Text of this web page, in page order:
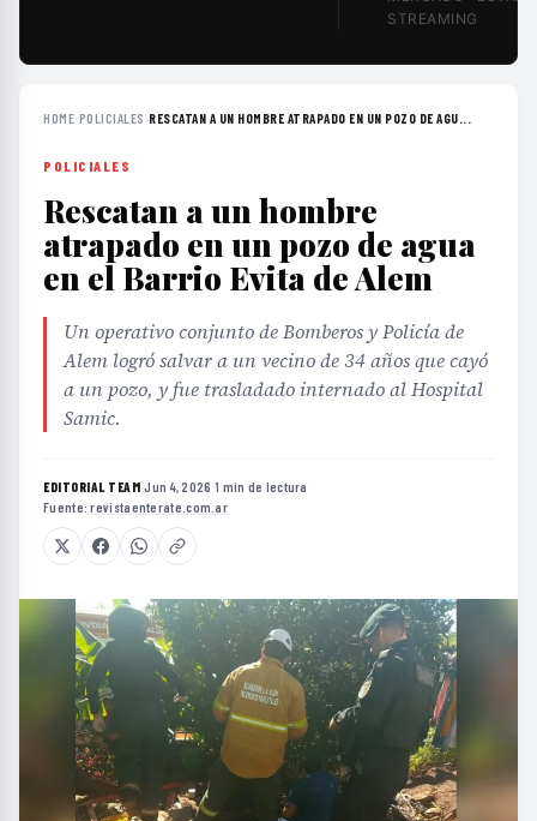
STREAMING
HOME›POLICIALES ›RESCATAN A UN HOMBRE ATRAPADO EN UN POZO DE AGU...
POLICIALES
Rescatan a un hombre
atrapado en un pozo de agua
en el Barrio Evita de Alem
Un operativo conjunto de Bomberos y Policía de
Alem logró salvar a un vecino de 34 años que cayó
a un pozo, y fue trasladado internado al Hospital
Samic.
EDITORIAL TEAM·Jun 4, 2026 ·1 min de lectura ·
Fuente:revistaenterate.com.ar